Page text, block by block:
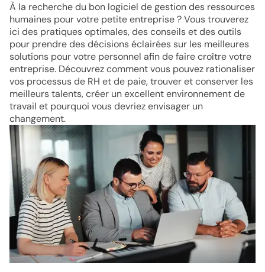
À la recherche du bon logiciel de gestion des ressources
humaines pour votre petite entreprise ? Vous trouverez
ici des pratiques optimales, des conseils et des outils
pour prendre des décisions éclairées sur les meilleures
solutions pour votre personnel afin de faire croître votre
entreprise. Découvrez comment vous pouvez rationaliser
vos processus de RH et de paie, trouver et conserver les
meilleurs talents, créer un excellent environnement de
travail et pourquoi vous devriez envisager un
changement.